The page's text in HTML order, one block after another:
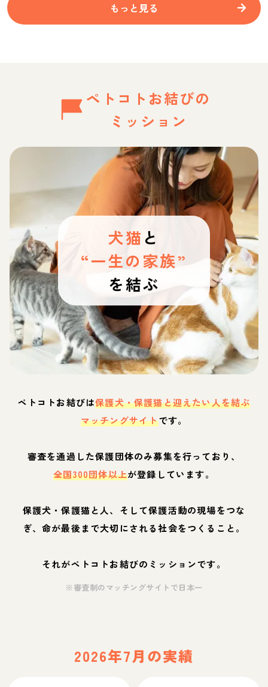
もっと見る
ペトコトお結びの
ミッション
犬猫 と
“一生の家族”
を結ぶ
ペトコトお結びは保護犬・保護猫と迎えたい人を結ぶ
マッチングサイトです。
審査を通過した保護団体のみ募集を行っており、
全国300団体以上が登録しています。
保護犬・保護猫と人、そして保護活動の現場をつな
ぎ、命が最後まで大切にされる社会をつくること。
それがペトコトお結びのミッションです。
※審査制のマッチングサイトで日本一
2026年7月の実績